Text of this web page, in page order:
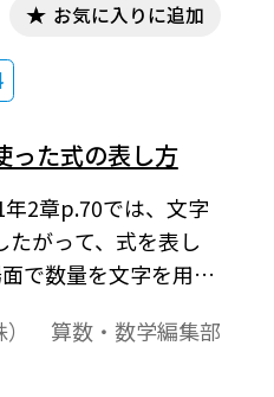
お気に入りに追加
った式の表し方
年2章p.70では、文字
がって、式を表し
で数量を文字を用い
文字使用のきまりを示
） 算数・数学編集部